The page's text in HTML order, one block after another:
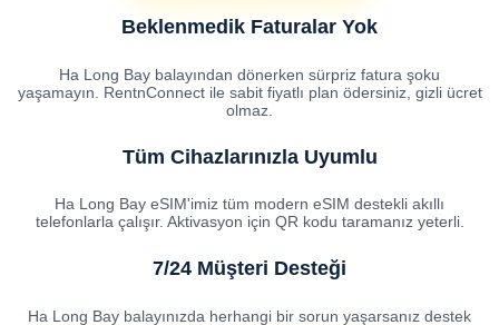
Beklenmedik Faturalar Yok
Ha Long Bay balayından dönerken sürpriz fatura şoku
yaşamayın. RentnConnect ile sabit fiyatlı plan ödersiniz, gizli ücret
olmaz.
Tüm Cihazlarınızla Uyumlu
Ha Long Bay eSIM'imiz tüm modern eSIM destekli akıllı
telefonlarla çalışır. Aktivasyon için QR kodu taramanız yeterli.
7/24 Müşteri Desteği
Ha Long Bay balayınızda herhangi bir sorun yaşarsanız destek